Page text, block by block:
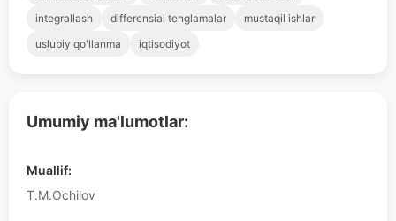
Umumiy ma'lumotlar:
Muallif:
T.M.Ochilov
integrallash
differensial tenglamalar
mustaqil ishlar
uslubiy qo'llanma
iqtisodiyot